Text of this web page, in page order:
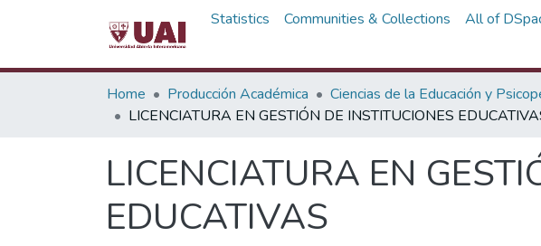
Statistics Communities & Collections All of
Home Producción Académica Ciencias de la Educación y
LICENCIATURA EN GESTIÓN DE INSTITUCIONES
LICENCIATURA EN
EDUCATIVAS